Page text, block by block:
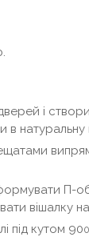
і
в натуральну
П-
вішалку
під кутом 900